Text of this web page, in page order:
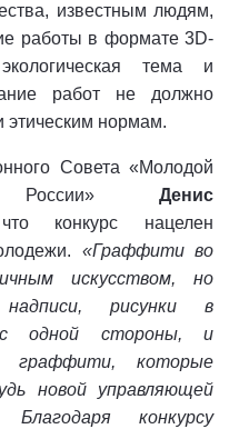
известным людям,
работы в формате 3D-
тема и
работ не должно
этическим нормам.
Совета «Молодой
России» Денис
конкурс нацелен
«Граффити во
искусством, но
рисунки в
с одной стороны, и
граффити, которые
новой управляющей
конкурсу